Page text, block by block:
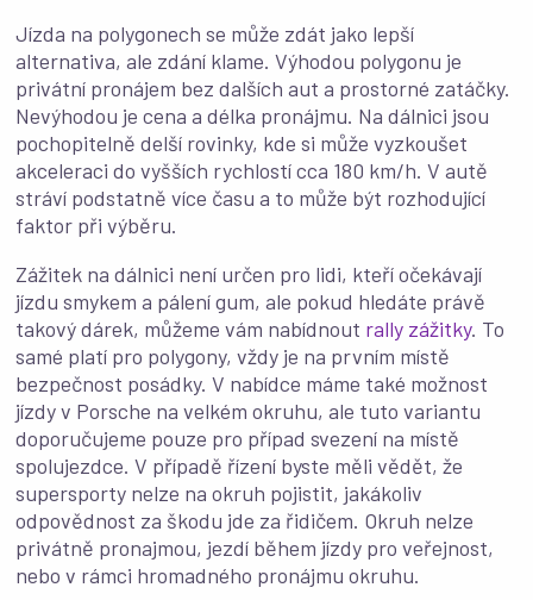
Jízda na polygonech se může zdát jako lepší
alternativa, ale zdání klame. Výhodou polygonu je
privátní pronájem bez dalších aut a prostorné zatáčky.
Nevýhodou je cena a délka pronájmu. Na dálnici jsou
pochopitelně delší rovinky, kde si může vyzkoušet
akceleraci do vyšších rychlostí cca 180 km/h. V autě
stráví podstatně více času a to může být rozhodující
faktor při výběru.
Zážitek na dálnici není určen pro lidi, kteří očekávají
jízdu smykem a pálení gum, ale pokud hledáte právě
takový dárek, můžeme vám nabídnout rally zážitky. To
samé platí pro polygony, vždy je na prvním místě
bezpečnost posádky. V nabídce máme také možnost
jízdy v Porsche na velkém okruhu, ale tuto variantu
doporučujeme pouze pro případ svezení na místě
spolujezdce. V případě řízení byste měli vědět, že
supersporty nelze na okruh pojistit, jakákoliv
odpovědnost za škodu jde za řidičem. Okruh nelze
privátně pronajmou, jezdí během jízdy pro veřejnost,
nebo v rámci hromadného pronájmu okruhu.